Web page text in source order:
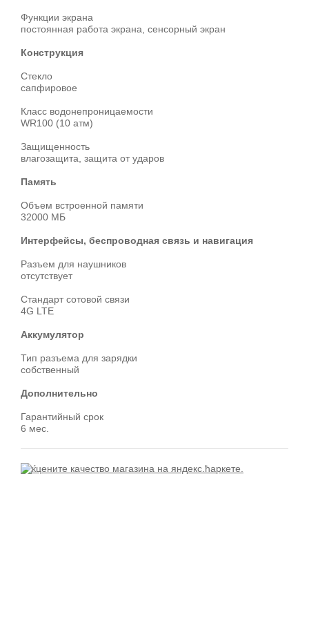
Функции экрана
постоянная работа экрана, сенсорный экран
Конструкция
Стекло
сапфировое
Класс водонепроницаемости
WR100 (10 атм)
Защищенность
влагозащита, защита от ударов
Память
Объем встроенной памяти
32000 МБ
Интерфейсы, беспроводная связь и навигация
Разъем для наушников
отсутствует
Стандарт сотовой связи
4G LTE
Аккумулятор
Тип разъема для зарядки
собственный
Дополнительно
Гарантийный срок
6 мес.